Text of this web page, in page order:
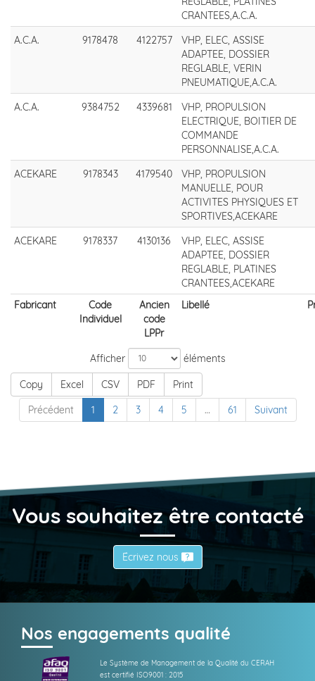
CRANTEES,A.C.A.
A.C.A.
9178478 4122757
VHP, ELEC, ASSISE
ADAPTEE, DOSSIER
REGLABLE, VERIN
PNEUMATIQUE,A.C.A.
A.C.A.
9384752 4339681
VHP, PROPULSION
ELECTRIQUE, BOITIER DE
COMMANDE
PERSONNALISE,A.C.A.
ACEKARE
9178343 4179540
VHP, PROPULSION
MANUELLE, POUR
ACTIVITES PHYSIQUES ET
SPORTIVES,ACEKARE
ACEKARE
9178337 4130136
VHP, ELEC, ASSISE
ADAPTEE, DOSSIER
REGLABLE, PLATINES
CRANTEES,ACEKARE
Fabricant
Code
Individuel
Ancien
code
LPPr
Libellé
Afficher éléments
Copy Excel CSV PDF
Print
Précédent
1 2 3 4 5 … 61 Suivant
Vous souhaitez être contacté
Écrivez nous
Nos engagements qualité
Le Système de Management de la Qualité du CERAH
est certifié ISO9001 : 2015